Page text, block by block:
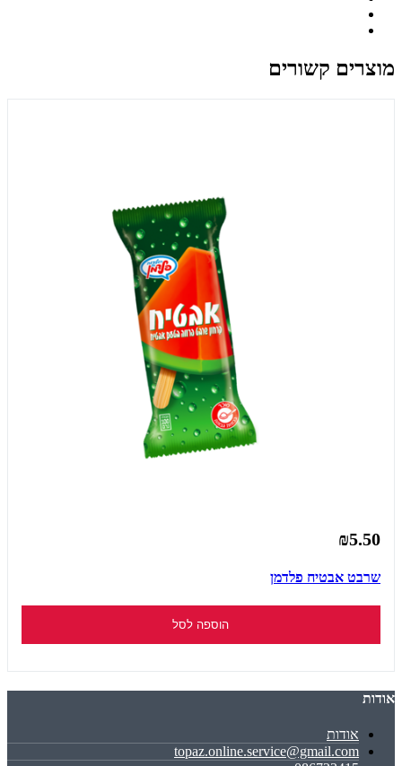
מוצרים קשורים
₪5.50
שרבט אבטיח פלדמן
הוספה לסל
אודות
אודות
topaz.online.service@gmail.com